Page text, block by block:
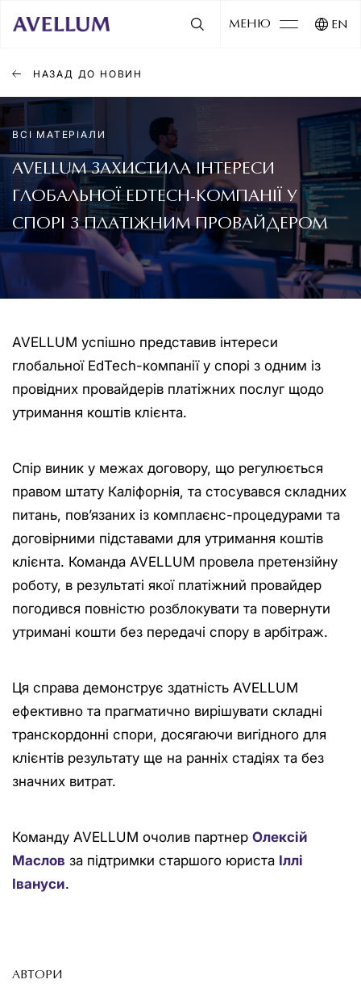
МЕНЮ EN
НАЗАД ДО НОВИН
ВСІ МАТЕРІАЛИ
AVELLUM ЗАХИСТИЛА ІНТЕРЕСИ
ГЛОБАЛЬНОЇ EDTECH-КОМПАНІЇ У
СПОРІ З ПЛАТІЖНИМ ПРОВАЙДЕРОМ
AVELLUM успішно представив інтереси
глобальної EdTech-компанії у спорі з одним із
провідних провайдерів платіжних послуг щодо
утримання коштів клієнта.
Спір виник у межах договору, що регулюється
правом штату Каліфорнія, та стосувався складних
питань, пов’язаних із комплаєнс-процедурами та
договірними підставами для утримання коштів
клієнта. Команда AVELLUM провела претензійну
роботу, в результаті якої платіжний провайдер
погодився повністю розблокувати та повернути
утримані кошти без передачі спору в арбітраж.
Ця справа демонструє здатність AVELLUM
ефективно та прагматично вирішувати складні
транскордонні спори, досягаючи вигідного для
клієнтів результату ще на ранніх стадіях та без
значних витрат.
Команду AVELLUM очолив партнер Олексій
Маслов за підтримки старшого юриста Іллі
Івануси.
АВТОРИ